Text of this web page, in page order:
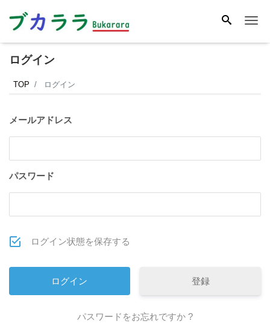
ログイン
TOP ログイン
メールアドレス
パスワード
ログイン状態を保存する
登録
パスワードをお忘れですか ?